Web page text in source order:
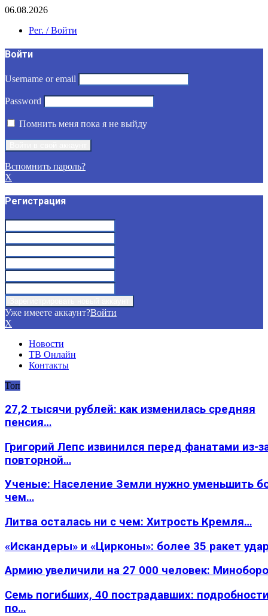
06.08.2026
Рег. / Войти
Войти
Username or email
Password
Помнить меня пока я не выйду
Вспомнить пароль?
X
Регистрация
Уже имеете аккаунт?Войти
X
Новости
ТВ Онлайн
Контакты
Топ
27,2 тысячи рублей: как изменилась средняя
пенсия…
Григорий Лепс извинился перед фанатами из-
повторной…
Ученые: Население Земли нужно уменьшить
чем…
Литва осталась ни с чем: Хитрость Кремля…
«Искандеры» и «Цирконы»: более 35 ракет
Армию увеличили на 27 000 человек:
Семь погибших, 40 пострадавших:
по…